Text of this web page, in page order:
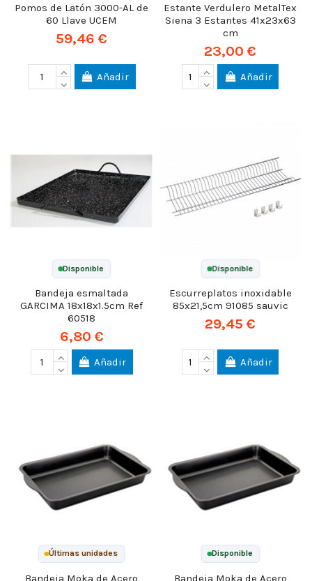
Pomos de Latón 3000-AL de
60 Llave UCEM
59,46 €
Añadir
Estante Verdulero MetalTex
Siena 3 Estantes 41x23x63
cm
23,00 €
Añadir
Disponible
Bandeja esmaltada
GARCIMA 18x18x1.5cm Ref
60518
6,80 €
Añadir
Disponible
Escurreplatos inoxidable
85x21,5cm 91085 sauvic
29,45 €
Añadir
Últimas unidades
Bandeja Moka de Acero
Disponible
Bandeja Moka de Acero